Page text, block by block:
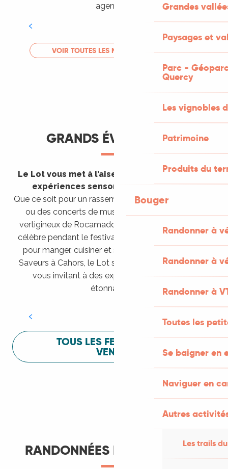
Grandes
Paysages et
Parc -
Quercy
Les vignobles
Patrimoine
Produits du
Bouger
Randonner à
Randonner à
Randonner à
Toutes les
Se baigner en
Naviguer en
Autres
Les trails
agendas !
LIRE LA SUITE
VOIR TOUTES LES MANIFESTATIONS
GRANDS ÉVÈNEMENTS
Le Lot vous met à l’aise en vous invitant à des
expériences sensorielles étonnantes !
Que ce soit pour un rassemblement de montgolfières
ou des concerts de musique sacrée dans le site
vertigineux de Rocamadour, pour écouter un opéra
célèbre pendant le festival de Saint-Céré ou encore
pour manger, cuisiner et s’amuser pendant Lot of
Saveurs à Cahors, le Lot sait vous mettre à l’aise en
vous invitant à des expériences sensorielles
étonnantes !
Festival Lot of Saveurs
TOUS LES FESTIVALS À
VENIR
RANDONNÉES ET ITINÉRANCE